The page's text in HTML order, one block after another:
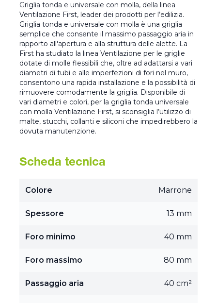
Griglia tonda e universale con molla, della linea
Ventilazione First, leader dei prodotti per l’edilizia.
Griglia tonda e universale con molla è una griglia
semplice che consente il massimo passaggio aria in
rapporto all'apertura e alla struttura delle alette. La
First ha studiato la linea Ventilazione per le griglie
dotate di molle flessibili che, oltre ad adattarsi a vari
diametri di tubi e alle imperfezioni di fori nel muro,
consentono una rapida installazione e la possibilità di
rimuovere comodamente la griglia. Disponibile di
vari diametri e colori, per la griglia tonda universale
con molla Ventilazione First, si sconsiglia l’utilizzo di
malte, stucchi, collanti e siliconi che impedirebbero la
dovuta manutenzione.
Scheda tecnica
Colore Marrone
Spessore 13 mm
Foro minimo 40 mm
Foro massimo 80 mm
Passaggio aria 40 cm²